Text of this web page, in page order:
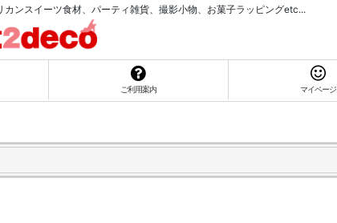
ンスイーツ食材、パーティ雑貨、撮影小物、お菓子ラッピングetc...
ご利用案内 マイページ